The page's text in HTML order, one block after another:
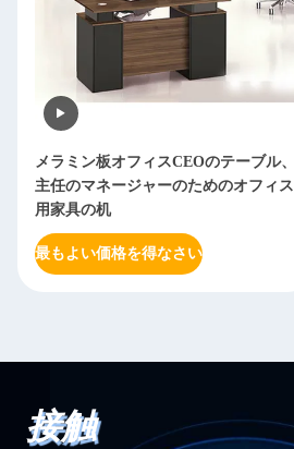
メラミン板オフィスCEOのテーブル、
主任のマネージャーのためのオフィス
用家具の机
最もよい価格を得なさい
接触